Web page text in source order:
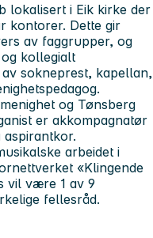
lokalisert i Eik kirke der
kontorer. Dette gir
av faggrupper, og
kollegialt
sokneprest, kapellan,
og Tønsberg
er akkompagnatør
arbeidet i
«Klingende
vil være 1 av 9
fellesråd.